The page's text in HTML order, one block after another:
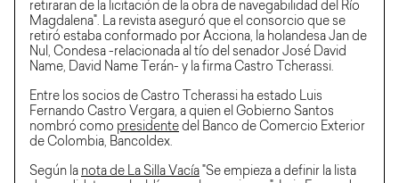
retiraran de la licitación de la obra de navegabilidad del Río
Magdalena". La revista aseguró que el consorcio que se
retiró estaba conformado por Acciona, la holandesa Jan de
Nul, Condesa -relacionada al tío del senador José David
Name, David Name Terán- y la firma Castro Tcherassi.
Entre los socios de Castro Tcherassi ha estado Luis
Fernando Castro Vergara, a quien el Gobierno Santos
nombró como presidente del Banco de Comercio Exterior
de Colombia, Bancoldex.
Según la nota de La Silla Vacía "Se empieza a definir la lista